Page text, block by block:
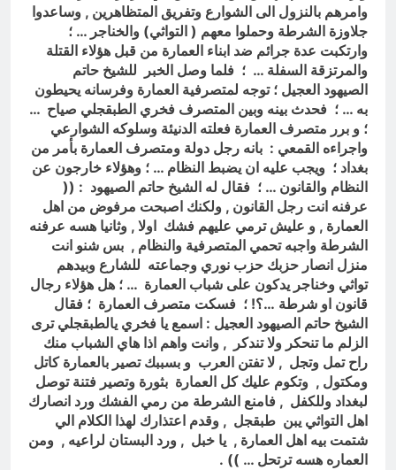
وامرهم بالنزول الى الشوارع وتفريق المتظاهرين , وساعدوا
جلاوزة الشرطة وحملوا معهم ( التواثي) والخناجر … ؛
وارتكبت عدة جرائم ضد ابناء العمارة من قبل هؤلاء القتلة
والمرتزقة السفلة … ؛ فلما وصل الخبر للشيخ حاتم
الصيهود العجيل ؛ توجه لمتصرفية العمارة وفرسانه يحيطون
به … ؛ فحدث بينه وبين المتصرف فخري الطبقجلي صياح …
؛ و برر متصرف العمارة فعلته الدنيئة وسلوكه الشوارعي
واجراءه القمعي : بانه رجل دولة ومتصرف العمارة بأمر من
بغداد ؛ ويجب عليه ان يضبط النظام … ؛ وهؤلاء خارجون عن
النظام والقانون … ؛ فقال له الشيخ حاتم الصيهود : ((
عرفنه انت رجل القانون , ولكنك اصبحت مرفوض من اهل
العمارة , و عليش ترمي عليهم فشك اولا , وثانيا هسه عرفنه
الشرطة واجبه تحمي المتصرفية والنظام , بس شنو انت
منزل انصار حزبك حزب نوري وجماعته للشارع وبيدهم
تواثي وخناجر يدكون على شباب العمارة … ؛ هل هؤلاء رجال
قانون او شرطة …؟! ؛ فسكت متصرف العمارة ؛ فقال
الشيخ حاتم الصيهود العجيل : اسمع يا فخري يالطبقجلي ترى
الزلم ما تنحكر ولا تندكر , وانت واهم اذا هاي الشباب منك
راح تمل وتجل , لا تفتن العرب و بسببك تصير بالعمارة كاتل
ومكتول , وتكوم عليك كل العمارة بثورة وتصير فتنة توصل
لبغداد وللكفل , فامنع الشرطة من رمي الفشك ورد انصارك
اهل التواثي يبن طبقجل , وقدم اعتذارك لهذا الكلام الي
شتمت بيه اهل العمارة , يا خبل , ورد البستان لراعيه , ومن
العماره هسه ترتحل … )) .